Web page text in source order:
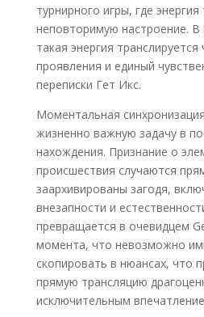
турнирного игры, где
неповторимую настроение.
такая энергия
проявления и единый
переписки Гет Икс.
Моментальная
жизненно важную задачу в
нахождения. Признание о
происшествия случаются
заархивированы загодя,
внезапности и
превращается в очевидцем
момента, что невозможно
скопировать в нюансах, что
прямую трансляцию
исключительным